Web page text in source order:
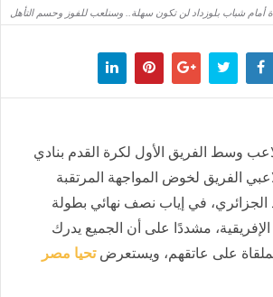
أمام شباب بلوزداد لن تكون سهلة.. وسنلعب للفوز وحسم التأهل
وسط الفريق الأول لكرة القدم بنادي
الفريق لخوض المواجهة المرتقبة
الجزائري، في إياب نصف نهائي بطولة
مشددًا على أن الجميع يدرك
على عاتقهم، ويستعرضتحيا مصر